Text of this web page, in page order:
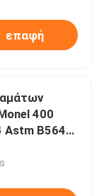
επαφή
400
Astm B564